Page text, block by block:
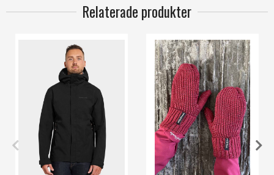
Relaterade produkter
6/XS 8/M 10/XL